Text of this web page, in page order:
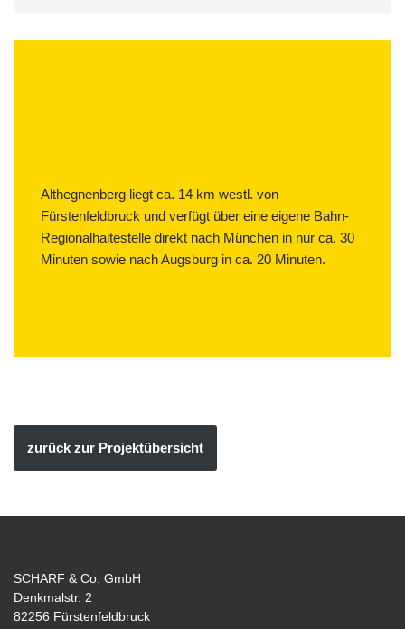
Althegnenberg liegt ca. 14 km westl. von
Fürstenfeldbruck und verfügt über eine eigene Bahn-
Regionalhaltestelle direkt nach München in nur ca. 30
Minuten sowie nach Augsburg in ca. 20 Minuten.
zurück zur Projektübersicht
SCHARF & Co. GmbH
Denkmalstr. 2
82256 Fürstenfeldbruck